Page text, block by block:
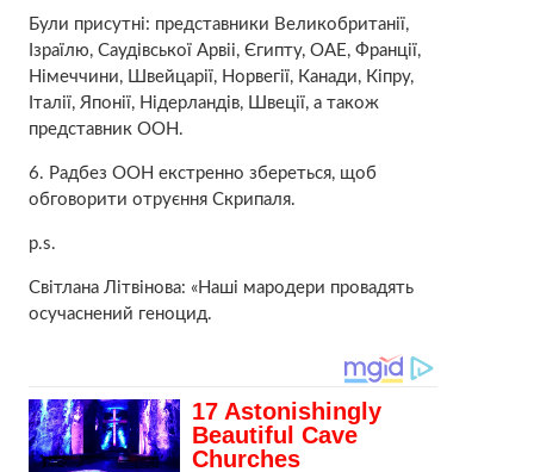
Були присутні: представники Великобританії,
Ізраїлю, Саудівської Арвіі, Єгипту, ОАЕ, Франції,
Німеччини, Швейцарії, Норвегії, Канади, Кіпру,
Італії, Японії, Нідерландів, Швеції, а також
представник ООН.
6. Радбез ООН екстренно збереться, щоб
обговорити отруєння Скрипаля.
p.s.
Світлана Літвінова: «Наші мародери провадять
осучаснений геноцид.